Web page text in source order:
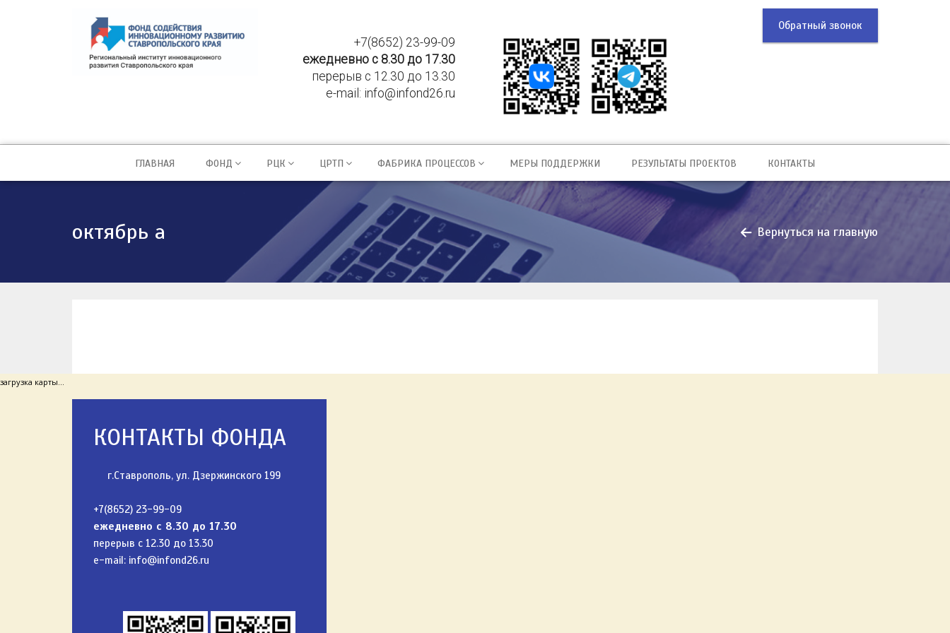
+7(8652) 23-99-09
ежедневно с 8.30 до 17.30
перерыв с 12.30 до 13.30
e-mail: info@infond26.ru
Обратный звонок
ГЛАВНАЯ ФОНД РЦК ЦРТП ФАБРИКА ПРОЦЕССОВ МЕРЫ ПОДДЕРЖКИ РЕЗУЛЬТАТЫ ПРОЕКТОВ КОНТАКТЫ
октябрь а Вернуться на главную
КОНТАКТЫ ФОНДА
г.Ставрополь, ул. Дзержинского 199
+7(8652) 23-99-09
ежедневно с 8.30 до 17.30
перерыв с 12.30 до 13.30
e-mail: info@infond26.ru
загрузка карты...